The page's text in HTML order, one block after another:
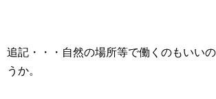
追記・・・自然の場所等で働くのもいい
うか。